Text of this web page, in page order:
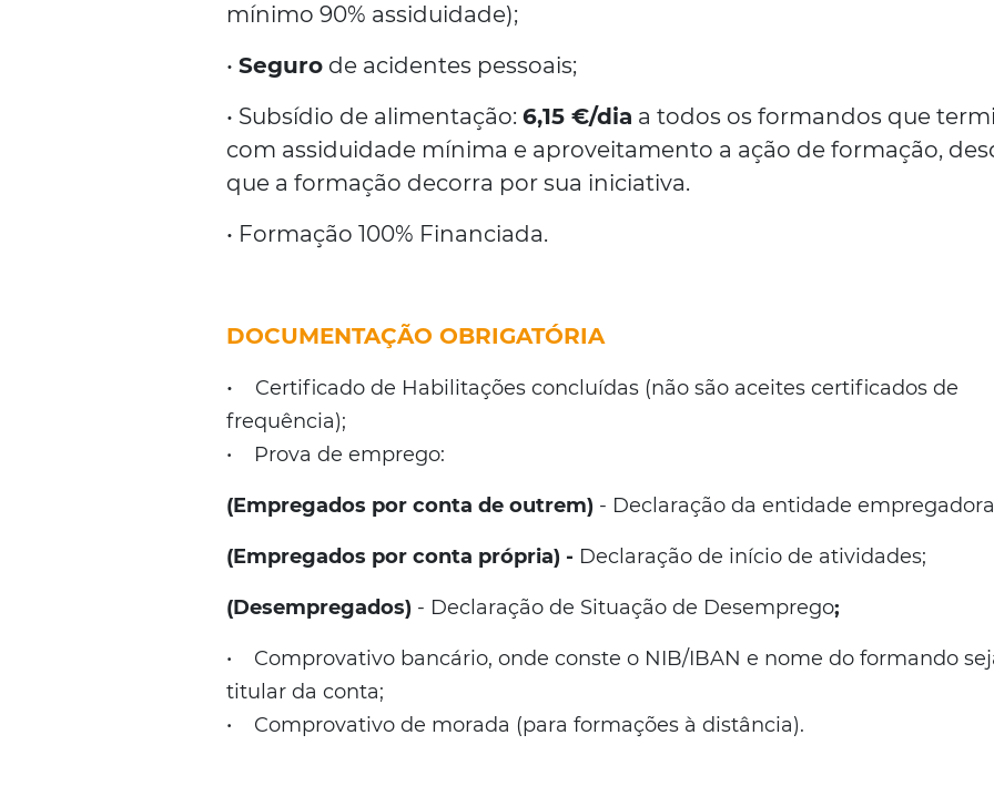
mínimo 90% assiduidade);
•Seguro de acidentes pessoais;
• Subsídio de alimentação:6,15 €/dia a todos os formandos que
com assiduidade mínima e aproveitamento a ação de formação,
que a formação decorra por sua iniciativa.
• Formação 100% Financiada.
DOCUMENTAÇÃO OBRIGATÓRIA
• Certificado de Habilitações concluídas (não são aceites certificados de
frequência);
• Prova de emprego:
(Empregados por conta de outrem) - Declaração da entidade
(Empregados por conta própria) - Declaração de início de atividades;
(Desempregados) - Declaração de Situação de Desemprego;
• Comprovativo bancário, onde conste o NIB/IBAN e nome do formando
titular da conta;
• Comprovativo de morada (para formações à distância).